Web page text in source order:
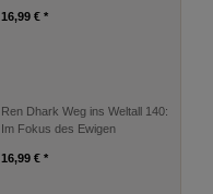
16,99 € *
Ren Dhark Weg ins Weltall 140:
Im Fokus des Ewigen
16,99 € *